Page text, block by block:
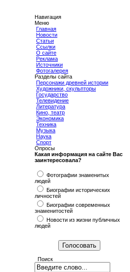
Навигация
Меню
Главная
Новости
Статьи
Ссылки
О сайте
Реклама
Источники
Фотогалерея
Разделы сайта
Персонажи древней истории
Художники, скульпторы
Государство
Телевидение
Литература
Кино, театр
Экономика
Техника
Музыка
Наука
Спорт
Опросы
Какая информация на сайте Вас
заинтересовала?
Фотографии знаменитых
людей
Биографии исторических
личностей
Биографии современных
знаменитостей
Новости из жизни публичных
людей
Поиск